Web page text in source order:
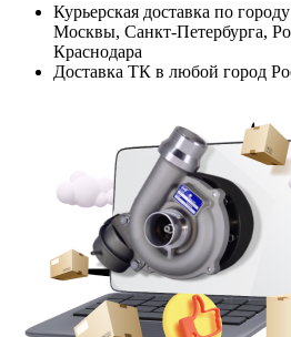
Курьерская доставка по
Москвы, Санкт-Петербурга,
Краснодара
Доставка ТК в любой город